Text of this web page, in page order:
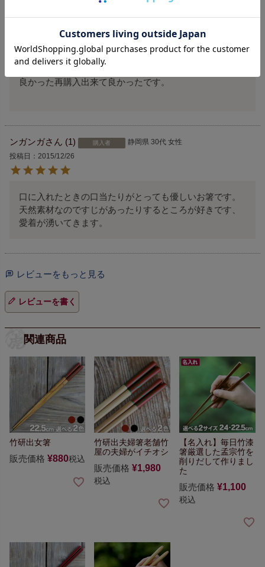
長い間色々なお箸を使用してきましたが
使い勝手が本当に良く長持ち
手に馴染んで食べ物も美味しく感じます。
永く愛されているからどこかで再会できるはずと
竹箸/民芸調/オレンジでネットで検索
ヒットしました！
良かった再購入出来て良かったです。
ンガンガ 1 購入者 静岡県 30代 女性
投稿日
2015/12/26
口に入れたときの口当たりがとっても優しいお箸です。
天然素材なのですじがあったりするところが好きです、
愛着が湧いてきます。
レビューをもっと見る
レビューを書く
関連商品
竹研出女箸
販売価格 ¥880税込
竹研出夫婦箸老舗竹
屋の夫婦がイチオシ
販売価格 ¥1,980
税込
【名入れ】毎日竹漆
箸厳選した孟宗竹を
削りだして作りまし
た
販売価格 ¥1,100
税込